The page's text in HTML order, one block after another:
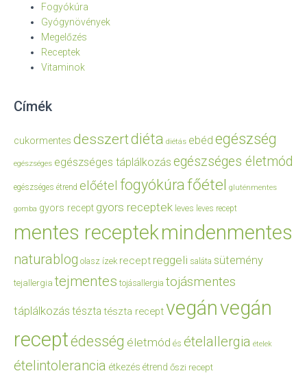
Fogyókúra
Gyógynövények
Megelőzés
Receptek
Vitaminok
Címék
cukormentes desszertdiéta diétás ebéd egészség
egészséges egészséges táplálkozás egészséges életmód
egészséges étrend előétel fogyókúrafőétel gluténmentes
gomba gyors recept gyors receptek leves leves recept
mentes receptekmindenmentes
naturablog olasz ízek recept reggeli saláta sütemény
tejallergia tejmentes tojásallergia tojásmentes
táplálkozás tészta tészta receptvegánvegán
receptédesség életmód és ételallergia ételek
ételintolerancia étkezés étrend őszi recept